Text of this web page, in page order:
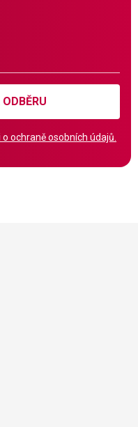
ochraně osobních údajů.